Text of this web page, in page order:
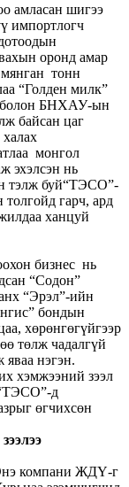
амласан шигээ
импортлогч
оронд амар
тонн
“Голден милк”
болон БНХАУ-ын
байсан цаг
монгол
эхэлсэн нь
тэлж буй“ТЭСО”-
гарч, ард
ханцуй
бизнес нь
“Содон”
“Эрэл”-ийн
бондын
хөрөнгөгүйгээр
төлж чадалгүй
яваа нэгэн.
хэмжээний зээл
д
өгчихсөн
компани ЖДҮ-г